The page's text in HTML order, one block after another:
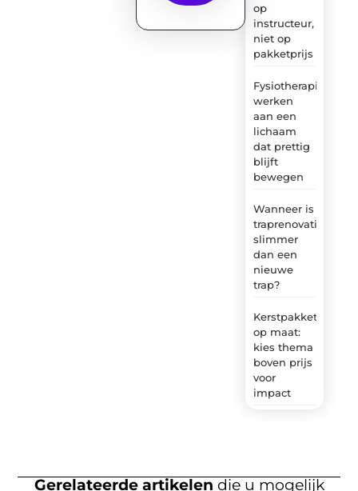
op
instructeur,
niet op
pakketprijs
Fysiotherapie:
werken
aan een
lichaam
dat prettig
blijft
bewegen
Wanneer is
traprenovatie
slimmer
dan een
nieuwe
trap?
Kerstpakket
op maat:
kies thema
boven prijs
voor
impact
Gerelateerde artikelen die u mogelijk